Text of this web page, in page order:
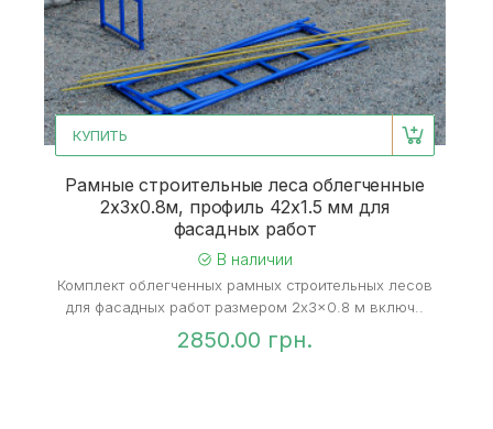
КУПИТЬ
Рамные строительные леса облегченные
2х3х0.8м, профиль 42х1.5 мм для
фасадных работ
В наличии
Комплект облегченных рамных строительных лесов
для фасадных работ размером 2x3x0.8 м включ..
2850.00 грн.